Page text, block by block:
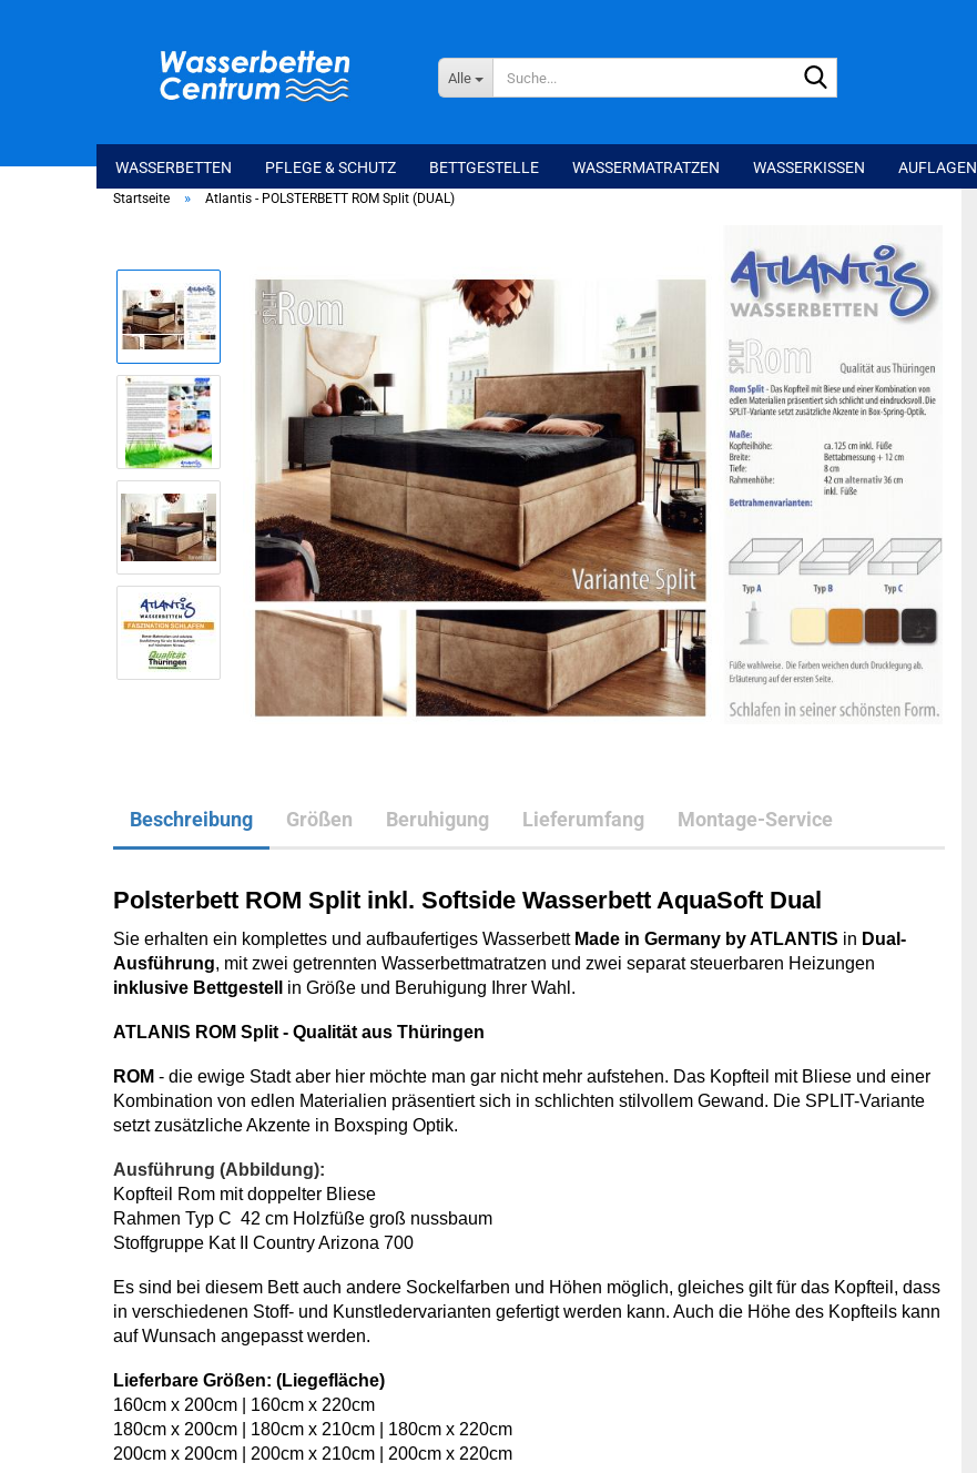
Alle
WASSERBETTEN PFLEGE & SCHUTZ BETTGESTELLE WASSERMATRATZEN WASSERKISSEN AUFLAGEN
Startseite » Atlantis - POLSTERBETT ROM Split (DUAL)
Beschreibung Größen Beruhigung Lieferumfang Montage-Service
Polsterbett ROM Split inkl. Softside Wasserbett AquaSoft Dual
Sie erhalten ein komplettes und aufbaufertiges Wasserbett Made in Germany by ATLANTIS in Dual-
Ausführung, mit zwei getrennten Wasserbettmatratzen und zwei separat steuerbaren Heizungen
inklusive Bettgestell in Größe und Beruhigung Ihrer Wahl.
ATLANIS ROM Split - Qualität aus Thüringen
ROM - die ewige Stadt aber hier möchte man gar nicht mehr aufstehen. Das Kopfteil mit Bliese und einer
Kombination von edlen Materialien präsentiert sich in schlichten stilvollem Gewand. Die SPLIT-Variante
setzt zusätzliche Akzente in Boxsping Optik.
Ausführung (Abbildung):
Kopfteil Rom mit doppelter Bliese
Rahmen Typ C 42 cm Holzfüße groß nussbaum
Stoffgruppe Kat II Country Arizona 700
Es sind bei diesem Bett auch andere Sockelfarben und Höhen möglich, gleiches gilt für das Kopfteil, dass
in verschiedenen Stoff- und Kunstledervarianten gefertigt werden kann. Auch die Höhe des Kopfteils kann
auf Wunsach angepasst werden.
Lieferbare Größen: (Liegefläche)
160cm x 200cm | 160cm x 220cm
180cm x 200cm | 180cm x 210cm | 180cm x 220cm
200cm x 200cm | 200cm x 210cm | 200cm x 220cm